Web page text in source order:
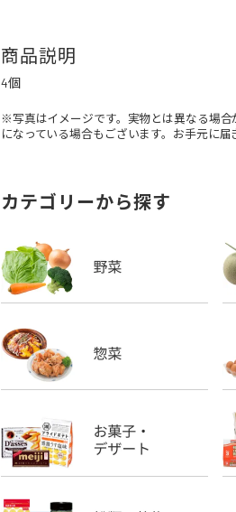
商品説明
4個
※写真はイメージです。実物とは異なる場
になっている場合もございます。お手元に
カテゴリーから探す